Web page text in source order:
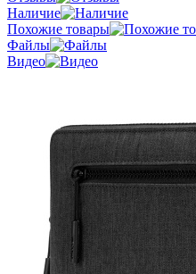
Наличие
Похожие товары
Файлы
Видео